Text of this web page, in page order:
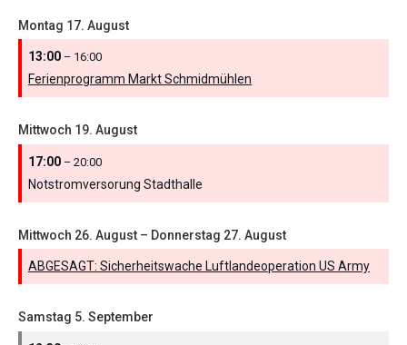
Montag 17. August
13:00 – 16:00
Ferienprogramm Markt Schmidmühlen
Mittwoch 19. August
17:00 – 20:00
Notstromversorung Stadthalle
Mittwoch 26. August – Donnerstag 27. August
ABGESAGT: Sicherheitswache Luftlandeoperation US Army
Samstag 5. September